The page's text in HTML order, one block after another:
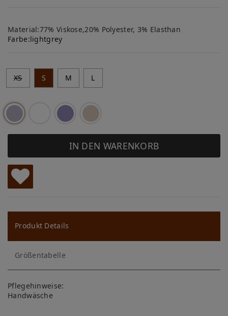
Material:77% Viskose,20% Polyester, 3% Elasthan
Farbe:lightgrey
XS S M L
IN DEN WARENKORB
W
u
ns
ch
lis
te
Produkt Details
Größentabelle
Pflegehinweise:
Handwäsche